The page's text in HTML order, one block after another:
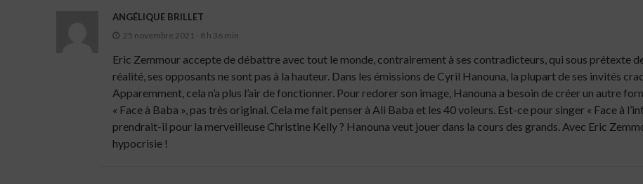
ANGÉLIQUE BRILLET
25 novembre 2021 - 8 h 36 min
Eric Zemmour accepte de débattre avec tout le monde, contrairement à ses contradicteurs, qui sous prétexte
réalité, ses opposants ne sont pas à la hauteur. Dans les émissions de Cyril Hanouna, la plupart de ses invités
Apparemment, cela n’a plus l’air de fonctionner. Pour redorer son image, Hanouna a besoin de créer un autre
« Face à Baba », pas très original. Cela me fait penser à Ali Baba et les 40 voleurs. Est-ce pour singer « Face à
prendrait-il pour la merveilleuse Christine Kelly ? Hanouna veut jouer dans la cours des grands. Avec Eric
hypocrisie !